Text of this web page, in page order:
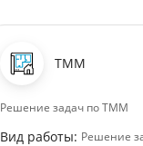
ТММ
Решение задач по ТММ
Вид работы: Решение